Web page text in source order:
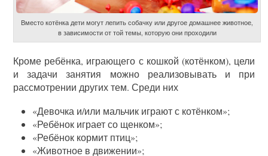
Вместо котёнка дети могут лепить собачку или другое домашнее животное,
в зависимости от той темы, которую они проходили
Кроме ребёнка, играющего с кошкой (котёнком), цели
и задачи занятия можно реализовывать и при
рассмотрении других тем. Среди них
«Девочка и/или мальчик играют с котёнком»;
«Ребёнок играет со щенком»;
«Ребёнок кормит птиц»;
«Животное в движении»;